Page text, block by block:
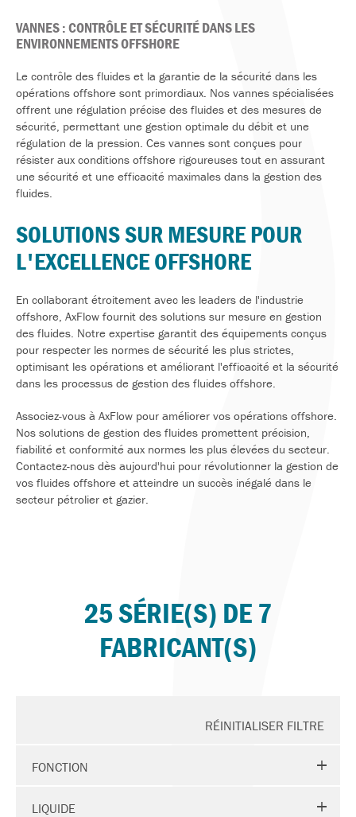
VANNES : CONTRÔLE ET SÉCURITÉ DANS LES
ENVIRONNEMENTS OFFSHORE
Le contrôle des fluides et la garantie de la sécurité dans les
opérations offshore sont primordiaux. Nos vannes spécialisées
offrent une régulation précise des fluides et des mesures de
sécurité, permettant une gestion optimale du débit et une
régulation de la pression. Ces vannes sont conçues pour
résister aux conditions offshore rigoureuses tout en assurant
une sécurité et une efficacité maximales dans la gestion des
fluides.
SOLUTIONS SUR MESURE POUR
L'EXCELLENCE OFFSHORE
En collaborant étroitement avec les leaders de l'industrie
offshore, AxFlow fournit des solutions sur mesure en gestion
des fluides. Notre expertise garantit des équipements conçus
pour respecter les normes de sécurité les plus strictes,
optimisant les opérations et améliorant l'efficacité et la sécurité
dans les processus de gestion des fluides offshore.
Associez-vous à AxFlow pour améliorer vos opérations offshore.
Nos solutions de gestion des fluides promettent précision,
fiabilité et conformité aux normes les plus élevées du secteur.
Contactez-nous dès aujourd'hui pour révolutionner la gestion de
vos fluides offshore et atteindre un succès inégalé dans le
secteur pétrolier et gazier.
25 SÉRIE(S) DE 7
FABRICANT(S)
RÉINITIALISER FILTRE
FONCTION
LIQUIDE